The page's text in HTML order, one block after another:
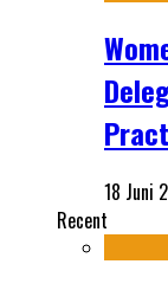
18 Juni
Recent